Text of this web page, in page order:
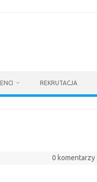
REKRUTACJA
0 komentarzy